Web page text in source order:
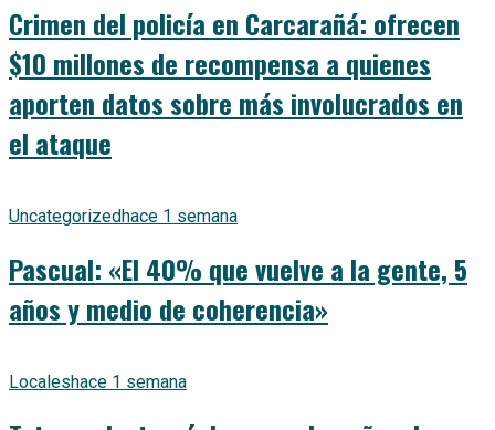
Crimen del policía en Carcarañá: ofrecen
$10 millones de recompensa a quienes
aporten datos sobre más involucrados en
el ataque
Uncategorized hace 1 semana
Pascual: «El 40% que vuelve a la gente, 5
años y medio de coherencia»
Localeshace 1 semana